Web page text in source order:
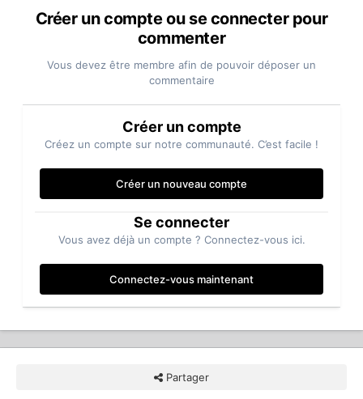
Créer un compte ou se connecter pour
commenter
Vous devez être membre afin de pouvoir déposer un
commentaire
Créer un compte
Créez un compte sur notre communauté. C’est facile !
Créer un nouveau compte
Se connecter
Vous avez déjà un compte ? Connectez-vous ici.
Connectez-vous maintenant
Partager